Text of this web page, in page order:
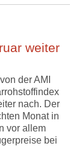
weiter
der AMI
nach. Der
Monat in
vor allem
bei